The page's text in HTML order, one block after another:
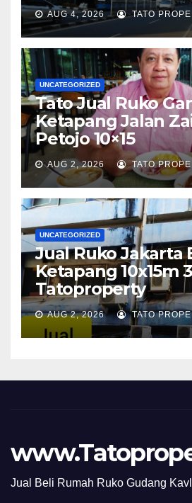
AUG 4, 2026 TATO
UNCATEGORIZED
Tato Jual Ruko
Ketapang Jalan
Petojo 10×15
AUG 2, 2026 TATO
UNCATEGORIZED
Jual Ruko Jakarta
Ketapang 10x15m
Tatoproperty
AUG 2, 2026 TATO
Jual Beli Rumah Ruko Gudang